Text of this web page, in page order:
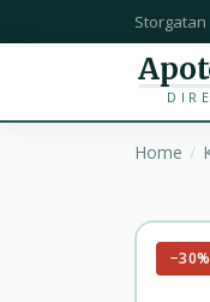
Storgatan
Home
−30%